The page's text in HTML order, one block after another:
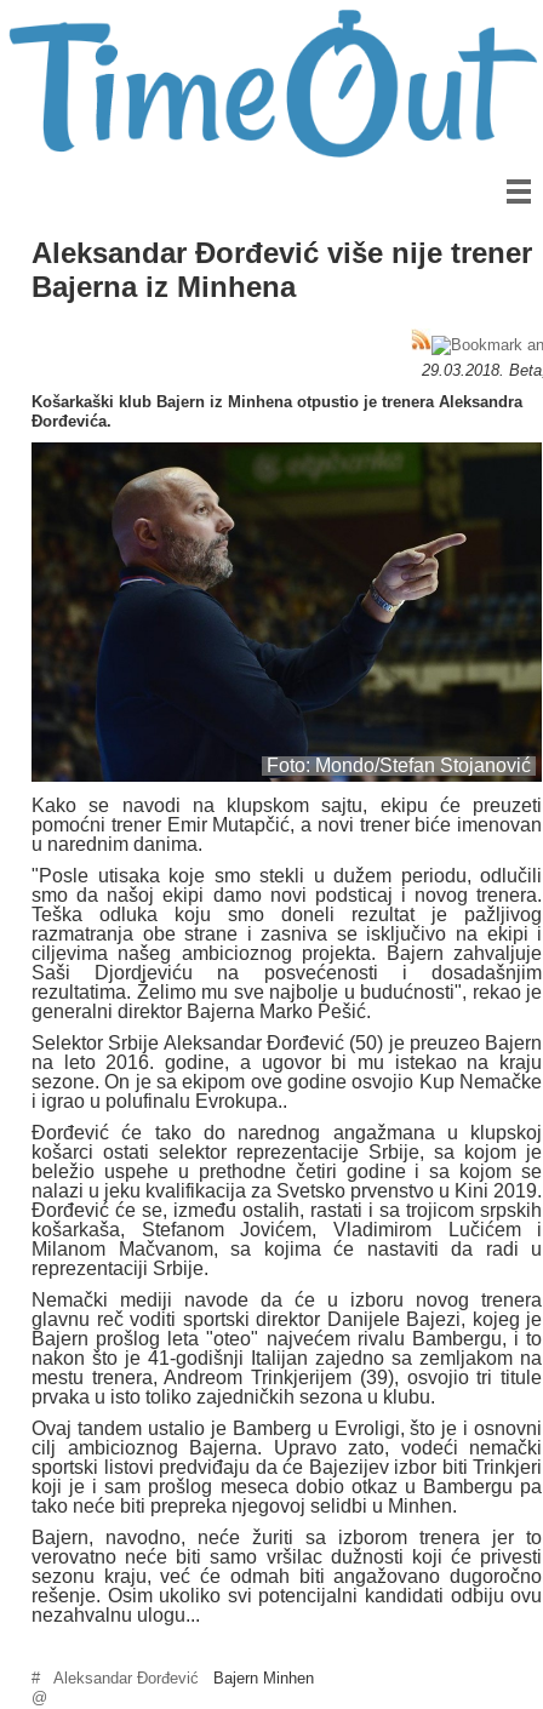
Aleksandar Đorđević više nije trener
Bajerna iz Minhena
29.03.2018.
Košarkaški klub Bajern iz Minhena otpustio je trenera Aleksandra
Đorđevića.
Foto: Mondo/Stefan Stojanović
Kako se navodi na klupskom sajtu, ekipu će preuzeti
pomoćni trener Emir Mutapčić, a novi trener biće imenovan
u narednim danima.
"Posle utisaka koje smo stekli u dužem periodu, odlučili
smo da našoj ekipi damo novi podsticaj i novog trenera.
Teška odluka koju smo doneli rezultat je pažljivog
razmatranja obe strane i zasniva se isključivo na ekipi i
ciljevima našeg ambicioznog projekta. Bajern zahvaljuje
Saši Djordjeviću na posvećenosti i dosadašnjim
rezultatima. Želimo mu sve najbolje u budućnosti", rekao je
generalni direktor Bajerna Marko Pešić.
Selektor Srbije Aleksandar Đorđević (50) je preuzeo Bajern
na leto 2016. godine, a ugovor bi mu istekao na kraju
sezone. On je sa ekipom ove godine osvojio Kup Nemačke
i igrao u polufinalu Evrokupa..
Đorđević će tako do narednog angažmana u klupskoj
košarci ostati selektor reprezentacije Srbije, sa kojom je
beležio uspehe u prethodne četiri godine i sa kojom se
nalazi u jeku kvalifikacija za Svetsko prvenstvo u Kini 2019.
Đorđević će se, između ostalih, rastati i sa trojicom srpskih
košarkaša, Stefanom Jovićem, Vladimirom Lučićem i
Milanom Mačvanom, sa kojima će nastaviti da radi u
reprezentaciji Srbije.
Nemački mediji navode da će u izboru novog trenera
glavnu reč voditi sportski direktor Danijele Bajezi, kojeg je
Bajern prošlog leta "oteo" najvećem rivalu Bambergu, i to
nakon što je 41-godišnji Italijan zajedno sa zemljakom na
mestu trenera, Andreom Trinkjerijem (39), osvojio tri titule
prvaka u isto toliko zajedničkih sezona u klubu.
Ovaj tandem ustalio je Bamberg u Evroligi, što je i osnovni
cilj ambicioznog Bajerna. Upravo zato, vodeći nemački
sportski listovi predviđaju da će Bajezijev izbor biti Trinkjeri
koji je i sam prošlog meseca dobio otkaz u Bambergu pa
tako neće biti prepreka njegovoj selidbi u Minhen.
Bajern, navodno, neće žuriti sa izborom trenera jer to
verovatno neće biti samo vršilac dužnosti koji će privesti
sezonu kraju, već će odmah biti angažovano dugoročno
rešenje. Osim ukoliko svi potencijalni kandidati odbiju ovu
nezahvalnu ulogu...
# Aleksandar Đorđević
Bajern Minhen
@